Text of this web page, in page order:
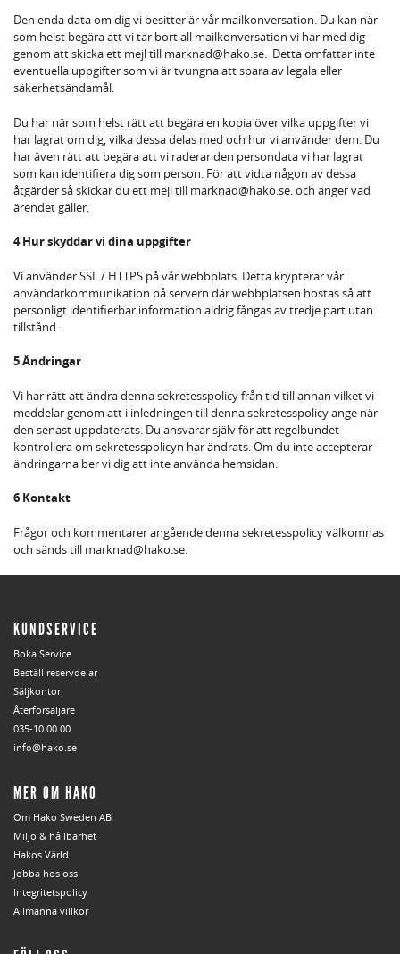
Den enda data om dig vi besitter är vår mailkonversation. Du kan när
som helst begära att vi tar bort all mailkonversation vi har med dig
genom att skicka ett mejl till marknad@hako.se. Detta omfattar inte
eventuella uppgifter som vi är tvungna att spara av legala eller
säkerhetsändamål.
Du har när som helst rätt att begära en kopia över vilka uppgifter vi
har lagrat om dig, vilka dessa delas med och hur vi använder dem. Du
har även rätt att begära att vi raderar den persondata vi har lagrat
som kan identifiera dig som person. För att vidta någon av dessa
åtgärder så skickar du ett mejl till marknad@hako.se. och anger vad
ärendet gäller.
4 Hur skyddar vi dina uppgifter
Vi använder SSL / HTTPS på vår webbplats. Detta krypterar vår
användarkommunikation på servern där webbplatsen hostas så att
personligt identifierbar information aldrig fångas av tredje part utan
tillstånd.
5 Ändringar
Vi har rätt att ändra denna sekretesspolicy från tid till annan vilket vi
meddelar genom att i inledningen till denna sekretesspolicy ange när
den senast uppdaterats. Du ansvarar själv för att regelbundet
kontrollera om sekretesspolicyn har ändrats. Om du inte accepterar
ändringarna ber vi dig att inte använda hemsidan.
6 Kontakt
Frågor och kommentarer angående denna sekretesspolicy välkomnas
och sänds till marknad@hako.se.
KUNDSERVICE
Boka Service
Beställ reservdelar
Säljkontor
Återförsäljare
035-10 00 00
info@hako.se
MER OM HAKO
Om Hako Sweden AB
Miljö & hållbarhet
Hakos Värld
Jobba hos oss
Integritetspolicy
Allmänna villkor